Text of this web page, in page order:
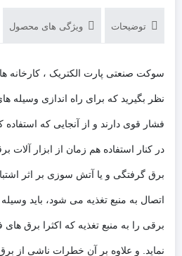
توضیحات ویژگی های محصول
سوکت صنعتی پارت الکتریک ، کارخانه
نظر بگیرید که برای راه اندازی وسیله
فشار قوی دارند و از آنجایی که
در کنار استفاده هم زمان از ابزار
برق گرفتگی و یا آتش سوزی بر اثر
اتصال به منبع تغذیه می شود، باید
برقی را به منبع تغذیه که اکثرا برق
نماید. و علاوه بر آن خطرات ناشی از